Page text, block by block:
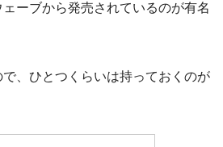
ーブから発売されているのが有名
、ひとつくらいは持っておくのが